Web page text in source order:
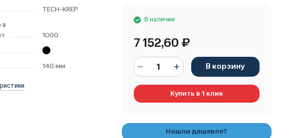
TECH-KREP
в
1000
140 мм
В наличии
7 152,60₽
В корзину
Купить в 1 клик